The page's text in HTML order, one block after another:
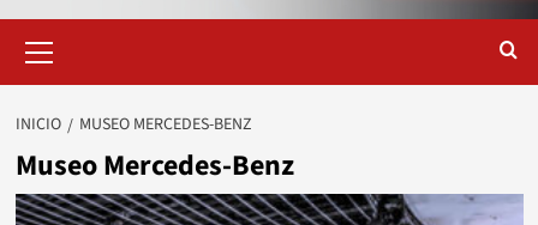
primario
INICIO MUSEO MERCEDES-BENZ
Museo Mercedes-Benz